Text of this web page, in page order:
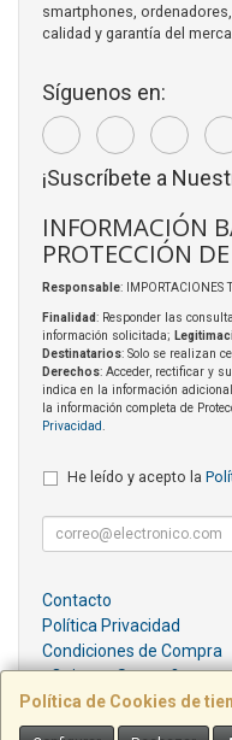
Política de Cookies de
smartphones,
calidad y garantía del
Síguenos en:
¡Suscríbete a
INFORMACIÓN
PROTECCIÓN
Responsable: IMPORTACIONES
Finalidad: Responder las
información solicitada;
Destinatarios: Solo se realizan
Derechos: Acceder, rectificar y
indica en la información
la información completa de
Privacidad
He leído y acepto la
Contacto
Política Privacidad
Condiciones de Compra
¿Quienes Somos?
Contacto